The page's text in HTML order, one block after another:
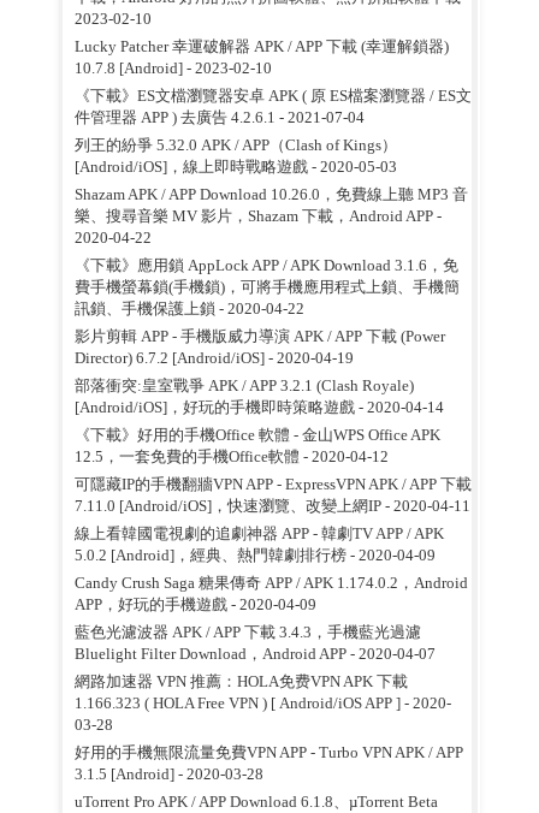
2023-02-10
Lucky Patcher 幸運破解器 APK / APP 下載 (幸運解鎖器)
10.7.8 [Android] - 2023-02-10
《下載》ES文檔瀏覽器安卓 APK ( 原 ES檔案瀏覽器 / ES文
件管理器 APP ) 去廣告 4.2.6.1 - 2021-07-04
列王的紛爭 5.32.0 APK / APP（Clash of Kings）
[Android/iOS]，線上即時戰略遊戲- 2020-05-03
Shazam APK / APP Download 10.26.0，免費線上聽 MP3 音
樂、搜尋音樂 MV 影片，Shazam 下載，Android APP-
2020-04-22
《下載》應用鎖 AppLock APP / APK Download 3.1.6，免
費手機螢幕鎖(手機鎖)，可將手機應用程式上鎖、手機簡
訊鎖、手機保護上鎖 - 2020-04-22
影片剪輯 APP - 手機版威力導演 APK / APP 下載 (Power
Director) 6.7.2 [Android/iOS]- 2020-04-19
部落衝突:皇室戰爭 APK / APP 3.2.1 (Clash Royale)
[Android/iOS]，好玩的手機即時策略遊戲- 2020-04-14
《下載》好用的手機Office 軟體 - 金山WPS Office APK
12.5，一套免費的手機Office軟體 - 2020-04-12
可隱藏IP的手機翻牆VPN APP - ExpressVPN APK / APP 下載
7.11.0 [Android/iOS]，快速瀏覽、改變上網IP- 2020-04-11
線上看韓國電視劇的追劇神器 APP - 韓劇TV APP / APK
5.0.2 [Android]，經典、熱門韓劇排行榜- 2020-04-09
Candy Crush Saga 糖果傳奇 APP / APK 1.174.0.2，Android
APP，好玩的手機遊戲- 2020-04-09
藍色光濾波器 APK / APP 下載 3.4.3，手機藍光過濾
Bluelight Filter Download，Android APP- 2020-04-07
網路加速器 VPN 推薦：HOLA免费VPN APK 下載
1.166.323 ( HOLA Free VPN ) [ Android/iOS APP ]- 2020-
03-28
好用的手機無限流量免費VPN APP - Turbo VPN APK / APP
3.1.5 [Android]- 2020-03-28
uTorrent Pro APK / APP Download 6.1.8、µTorrent Beta